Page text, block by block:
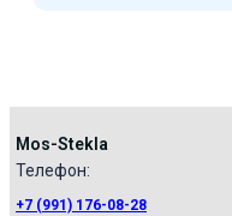
Mos-Stekla
Телефон:​
+7 (991) 176-08-28